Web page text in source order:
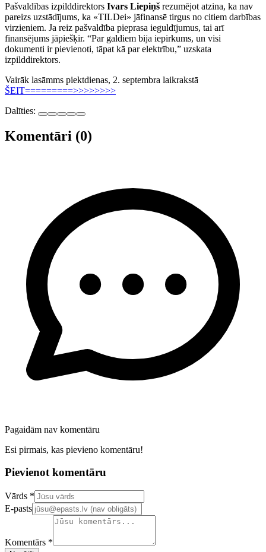
Pašvaldības izpilddirektors Ivars Liepiņš rezumējot atzina, ka nav
pareizs uzstādījums, ka «TILDei» jāfinansē tirgus no citiem darbības
virzieniem. Ja reiz pašvaldība pieprasa ieguldījumus, tai arī
finansējums jāpiešķir. “Par galdiem bija iepirkums, un visi
dokumenti ir pievienoti, tāpat kā par elektrību,” uzskata
izpilddirektors.
Vairāk lasāmms piektdienas, 2. septembra laikrakstā
ŠEIT=========>>>>>>>>
Dalīties:
Komentāri (0)
Pagaidām nav komentāru
Esi pirmais, kas pievieno komentāru!
Pievienot komentāru
Confirm your email address
Vārds *
E-pasts
Komentārs *